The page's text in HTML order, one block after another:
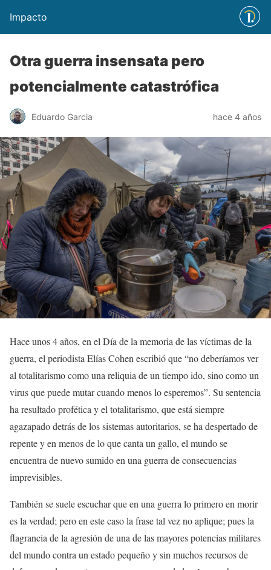
Impacto
Otra guerra insensata pero
potencialmente catastrófica
Eduardo Garcia hace 4 años
Hace unos 4 años, en el Día de la memoria de las víctimas de la
guerra, el periodista Elías Cohen escribió que “no deberíamos ver
al totalitarismo como una reliquia de un tiempo ido, sino como un
virus que puede mutar cuando menos lo esperemos”. Su sentencia
ha resultado profética y el totalitarismo, que está siempre
agazapado detrás de los sistemas autoritarios, se ha despertado de
repente y en menos de lo que canta un gallo, el mundo se
encuentra de nuevo sumido en una guerra de consecuencias
imprevisibles.
También se suele escuchar que en una guerra lo primero en morir
es la verdad; pero en este caso la frase tal vez no aplique; pues la
flagrancia de la agresión de una de las mayores potencias militares
del mundo contra un estado pequeño y sin muchos recursos de